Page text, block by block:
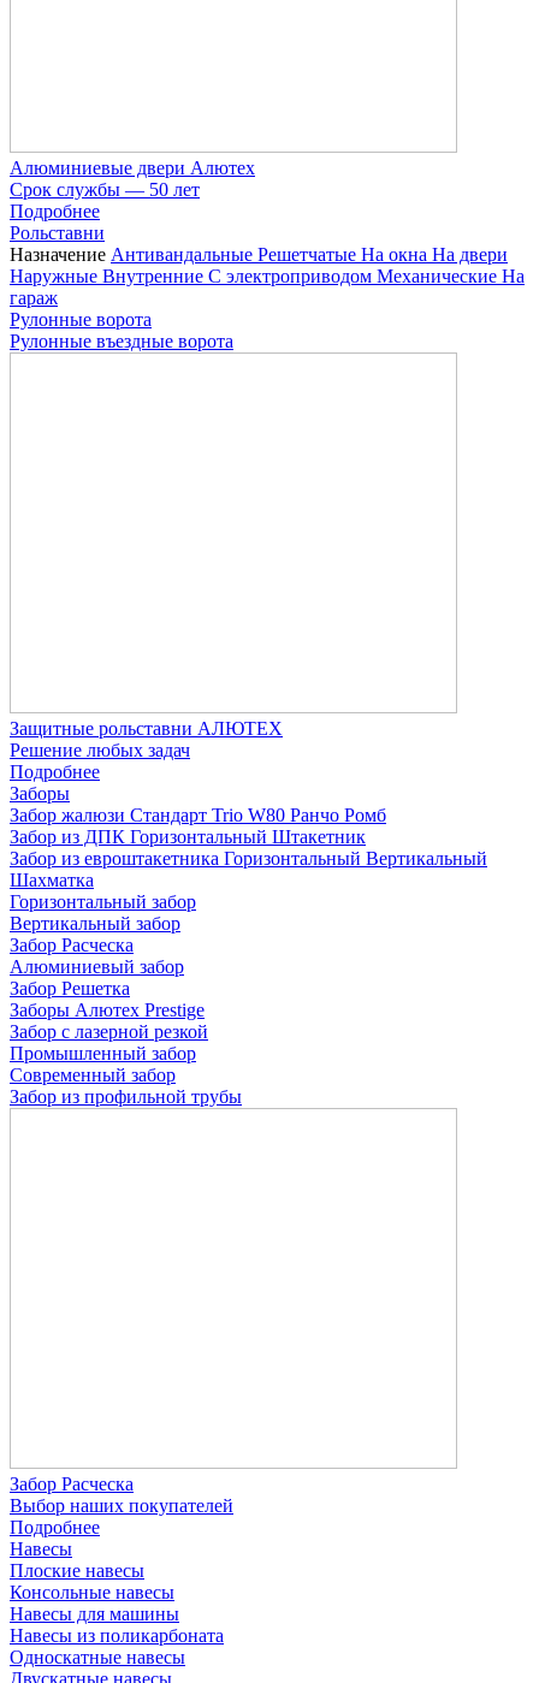
Алюминиевые двери Алютех
Срок службы — 50 лет
Подробнее
Рольставни
Назначение Антивандальные Решетчатые На окна На двери
Наружные Внутренние С электроприводом Механические На
гараж
Рулонные ворота
Рулонные въездные ворота
Защитные рольставни АЛЮТЕХ
Решение любых задач
Подробнее
Заборы
Забор жалюзи Стандарт Trio W80 Ранчо Ромб
Забор из ДПК Горизонтальный Штакетник
Забор из евроштакетника Горизонтальный Вертикальный
Шахматка
Горизонтальный забор
Вертикальный забор
Забор Расческа
Алюминиевый забор
Забор Решетка
Заборы Алютех Prestige
Забор с лазерной резкой
Промышленный забор
Современный забор
Забор из профильной трубы
Забор Расческа
Выбор наших покупателей
Подробнее
Навесы
Плоские навесы
Консольные навесы
Навесы для машины
Навесы из поликарбоната
Односкатные навесы
Двускатные навесы